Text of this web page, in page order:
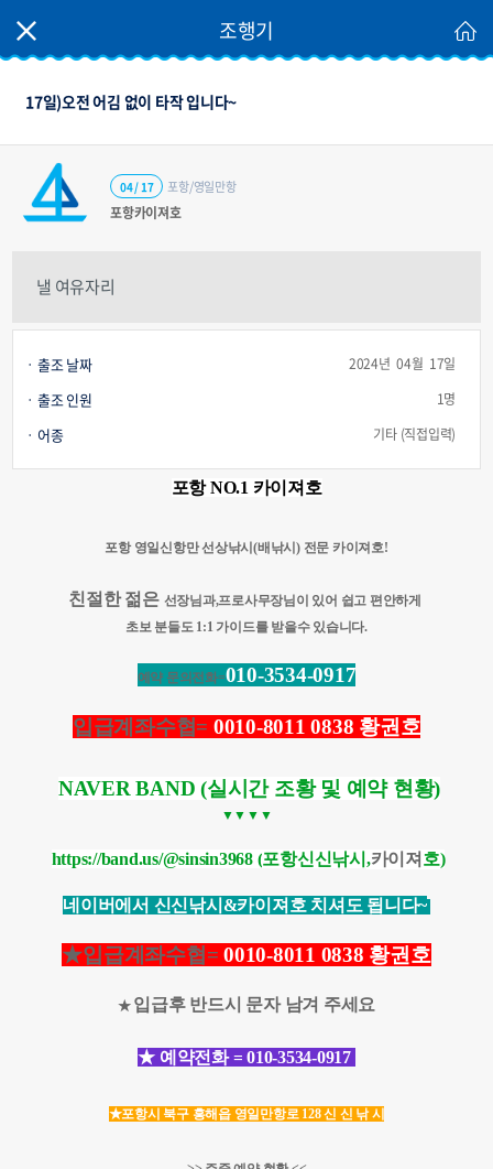
조행기
17일)오전 어김 없이 타작 입니다~
포항카이져호
포항/영일만항
04 / 17
낼 여유자리
출조 날짜 2024년 04월 17일
출조 인원 1명
어종 기타 (직접입력)
포항 NO.1 카이져호
포항 영일신항만 선상낚시(배낚시) 전문 카이져호!
친절한 젊은 선장님과​​,프로사무장님이 있어 쉽고 편안하게
초보 분들도 1:1 가이드를 받을수 있습니다.
예약 문의전화=010-3534-0917
입급계좌수협= 0010-8011 0838 황권호
NAVER BAND (실시간 조황 및 예약 현황)
▼​ ▼​ ▼​ ▼​
https://band.us/@sinsin3968 (포항신신낚시 ,카이져 호)
네이버에서 신신낚시&카이져호 치셔도 됩니다~
★입급계좌수협= 0010-8011 0838 황권호
★ 입급후 반드시 문자 남겨 주세요
★ 예약전화 = 010-3534-0917
★포항시 북구 흥해읍 영일만항로 128 신 신 낚 시